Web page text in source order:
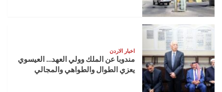
اخبار الاردن
مندوبا عن الملك وولي العهد… العيسوي
يعزي الطوال والطواهي والمجالي